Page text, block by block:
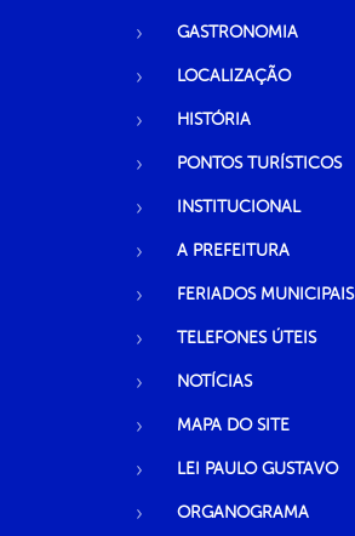
GASTRONOMIA
LOCALIZAÇÃO
HISTÓRIA
PONTOS TURÍSTICOS
INSTITUCIONAL
A PREFEITURA
FERIADOS MUNICIPAIS
TELEFONES ÚTEIS
NOTÍCIAS
MAPA DO SITE
LEI PAULO GUSTAVO
ORGANOGRAMA